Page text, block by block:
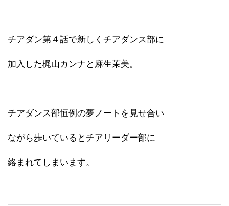
チアダン第４話で新しくチアダンス部に
加入した梶山カンナと麻生茉美。
チアダンス部恒例の夢ノートを見せ合い
ながら歩いているとチアリーダー部に
絡まれてしまいます。